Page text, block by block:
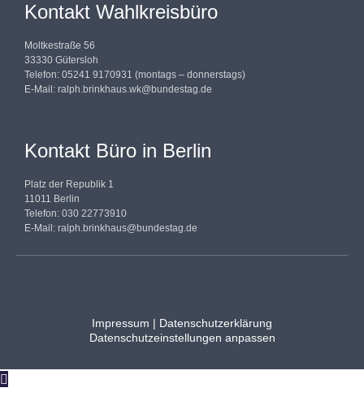
Kontakt Wahlkreisbüro
Moltkestraße 56
33330 Gütersloh
Telefon: 05241 9170931 (montags – donnerstags)
E-Mail: ralph.brinkhaus.wk@bundestag.de
Kontakt Büro in Berlin
Platz der Republik 1
11011 Berlin
Telefon: 030 22773910
E-Mail: ralph.brinkhaus@bundestag.de
Impressum | Datenschutzerklärung
Datenschutzeinstellungen anpassen